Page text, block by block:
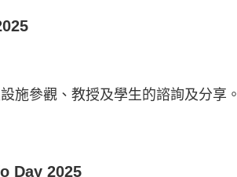
施參觀、教授及學生的諮詢及分享。
Day 2025